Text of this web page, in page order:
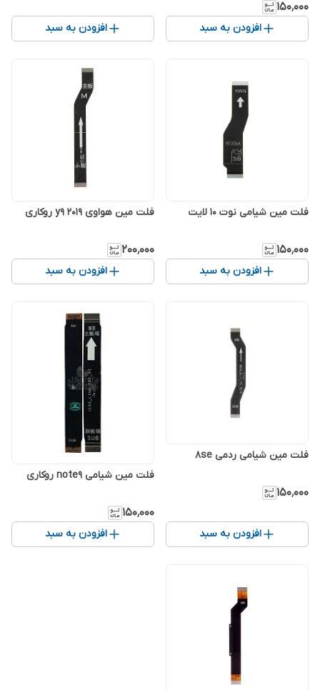
۱۵۰٬۰۰۰
افزودن به سبد افزودن به سبد
فلت مین شیامی نوت 10 لایت
۱۵۰٬۰۰۰
افزودن به سبد
فلت مین هواوی y9 2019 روکاری
۲۰۰٬۰۰۰
افزودن به سبد
فلت مین شیامی ردمی 8se
۱۵۰٬۰۰۰
افزودن به سبد
فلت مین شیامی note9 روکاری
۱۵۰٬۰۰۰
افزودن به سبد